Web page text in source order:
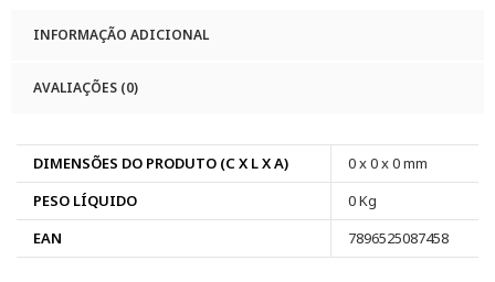
INFORMAÇÃO ADICIONAL
AVALIAÇÕES (0)
DIMENSÕES DO PRODUTO (C X L X A)
0 x 0 x 0 mm
PESO LÍQUIDO
0 Kg
EAN
7896525087458